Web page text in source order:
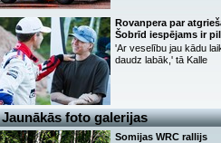
Rovanpera par
Šobrīd iespējams ir
'Ar veselību jau kādu
daudz labāk,' tā Kalle
Jaunākās foto galerijas
Somijas WRC rallijs